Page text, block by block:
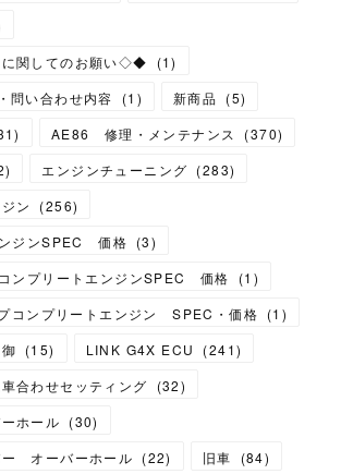
関してのお願い◇◆
(1)
問い合わせ内容
(1 ) 新商品 (5)
) AE86 修理・メンテナンス (370)
) エンジンチューニング (283)
ン
(256)
ジンSPEC 価格 (3)
ンプリートエンジンSPEC 価格
(1 )
コンプリートエンジン SPEC・価格 (1 )
(15) LINK G4X ECU (241)
合わせセッティング
(32)
ホール (30)
ー オーバーホール (22) 旧車 (84)